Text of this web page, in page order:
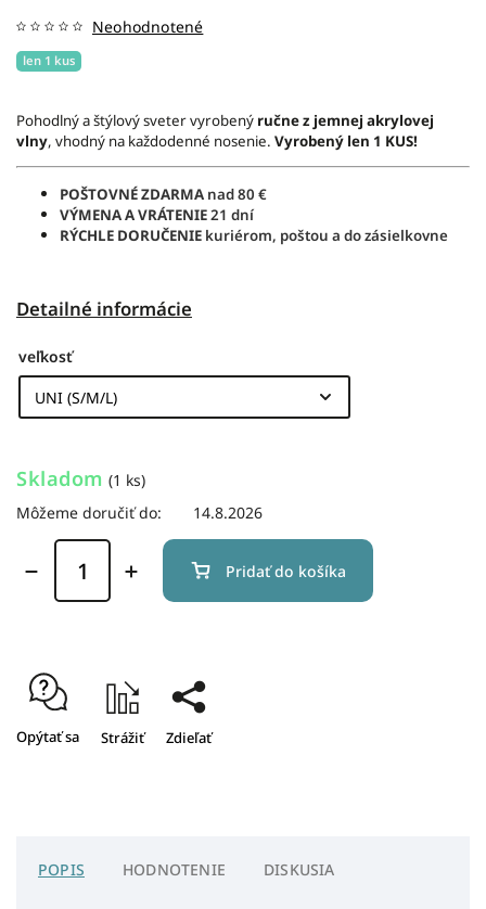
len 1 kus
Neohodnotené
Pohodlný a štýlový sveter vyrobený ručne z jemnej akrylovej
vlny, vhodný na každodenné nosenie. Vyrobený len 1 KUS!
POŠTOVNÉ ZDARMA nad 80 €
VÝMENA A VRÁTENIE21 dní
RÝCHLE DORUČENIE kuriérom, poštou a do zásielkovne
Detailné informácie
veľkosť
Skladom (1 ks)
Môžeme doručiť do:
14.8.2026
Pridať do košíka
Opýtať sa Strážiť Zdieľať
POPIS HODNOTENIE DISKUSIA